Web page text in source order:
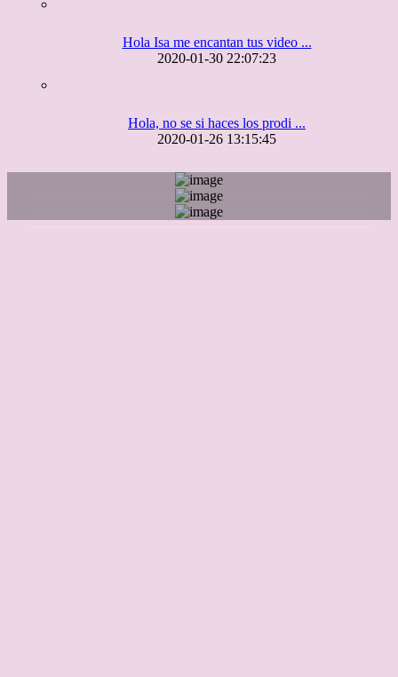
Hola Isa me encantan tus video ...
2020-01-30 22:07:23
Hola, no se si haces los prodi ...
2020-01-26 13:15:45